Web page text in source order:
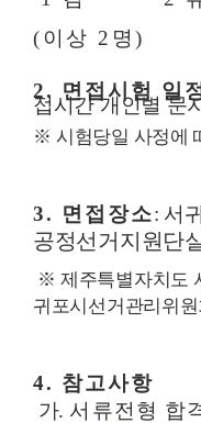
( 이상 2 명)
2. 면접시험 일
접시간 개인별 문
※ 시험당일 사정에
3. 면접장소: 서
공정선거지원단
※ 제주특별자치도
귀포시선거관리위원
4. 참고사항
가. 서류전형 합